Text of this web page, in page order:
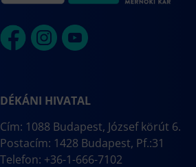
DÉKÁNI HIVATAL
Cím: 1088 Budapest, József körút 6.
Postacím: 1428 Budapest, Pf.:31
Telefon: +36-1-666-7102